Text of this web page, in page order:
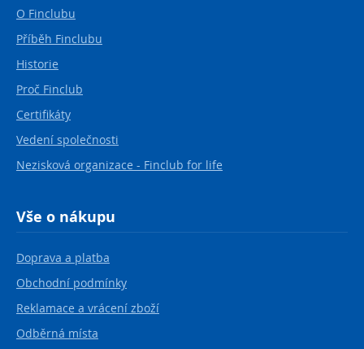
O Finclubu
Příběh Finclubu
Historie
Proč Finclub
Certifikáty
Vedení společnosti
Nezisková organizace - Finclub for life
Vše o nákupu
Doprava a platba
Obchodní podmínky
Reklamace a vrácení zboží
Odběrná místa